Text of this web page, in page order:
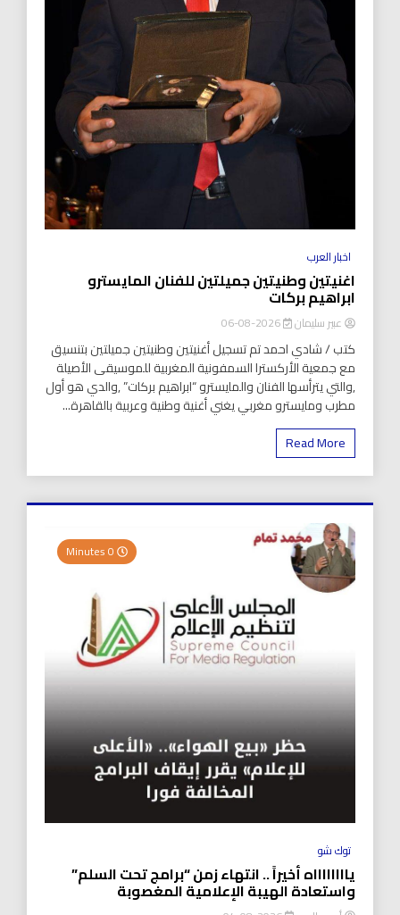
اخبار العرب
اغنيتين وطنيتين جميلتين للفنان المايسترو
ابراهيم بركات
عبير سليمان 2026-08-06
كتب / شادي احمد تم تسجيل أغنيتين وطنيتين جميلتين بتنسيق
مع جمعية الأركسترا السمفونية المغربية للموسيقى الأصيلة
,والتي يترأسها الفنان والمايسترو “ابراهيم بركات” ,والدي هو أول
مطرب ومايسترو مغربي يغني أغنية وطنية وعربية بالقاهرة...
Read More
توك شو
يااااااااه أخيراً .. انتهاء زمن “برامج تحت السلم”
واستعادة الهيبة الإعلامية المغصوبة